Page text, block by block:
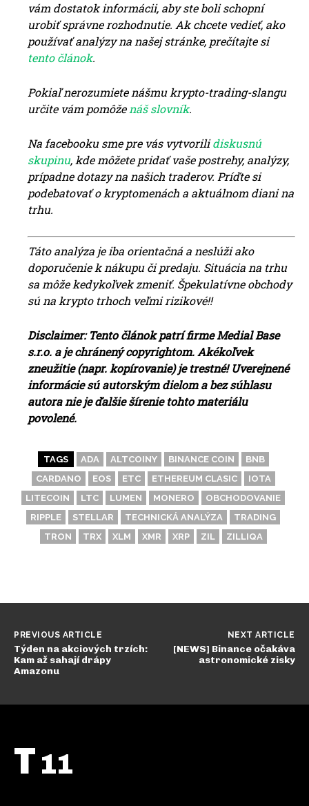
vám dostatok informácii, aby ste boli schopní
urobiť správne rozhodnutie. Ak chcete vedieť, ako
používať analýzy na našej stránke, prečítajte si
tento článok.
Pokiaľ nerozumiete nášmu krypto-trading-slangu
určite vám pomôženáš slovník.
Na facebooku sme pre vás vytvorilidiskusnú
skupinu, kde môžete pridať vaše postrehy, analýzy,
prípadne dotazy na našich traderov. Príďte si
podebatovať o kryptomenách a aktuálnom diani na
trhu.
Táto analýza je iba orientačná a neslúži ako
doporučenie k nákupu či predaju. Situácia na trhu
sa môže kedykoľvek zmeniť. Špekulatívne obchody
sú na krypto trhoch veľmi rizikové!!
Disclaimer: Tento článok patrí firme Medial Base
s.r.o. a je chránený copyrightom. Akékoľvek
zneužitie (napr. kopírovanie) je trestné! Uverejnené
informácie sú autorským dielom a bez súhlasu
autora nie je ďalšie šírenie tohto materiálu
povolené.
TAGS ADA ALTCOINY BINANCE COIN
BNB
CARDANO
EOS ETC ETHEREUM CLASIC
IOTA
LITECOIN
LTC LUMEN MONERO
OBCHODOVANIE
RIPPLE
STELLAR TECHNICKÁ ANALÝZA
TRADING
TRON
TRX XLM XMR XRP ZIL ZILLIQA
PREVIOUS ARTICLE
Týden na akciových trzích:
Kam až sahají drápy
Amazonu
NEXT ARTICLE
[NEWS] Binance očakáva
astronomické zisky
T 11